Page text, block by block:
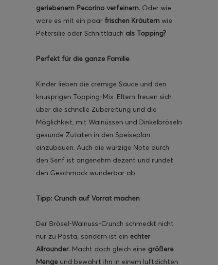
geriebenem Pecorino verfeinern. Oder wie
wäre es mit ein paar frischen Kräutern wie
Petersilie oder Schnittlauch als Topping?
Perfekt für die ganze Familie
Kinder lieben die cremige Sauce und den
knusprigen Topping-Mix. Eltern freuen sich
über die schnelle Zubereitung und die
Möglichkeit, mit Walnüssen und Dinkelbröseln
gesunde Zutaten in den Speiseplan
einzubauen. Auch die würzige Note durch
den Senf ist angenehm dezent und rundet
den Geschmack wunderbar ab.
Tipp: Crunch auf Vorrat machen
Der Brösel-Walnuss-Crunch schmeckt nicht
nur zu Pasta, sondern ist ein echter
Allrounder. Macht doch gleich eine größere
Menge und bewahrt ihn in einem luftdichten